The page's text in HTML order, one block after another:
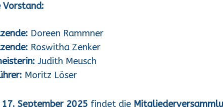
Doreen Rammner
Roswitha Zenker
Judith Meusch
Moritz Löser
17. September 2025 findet die